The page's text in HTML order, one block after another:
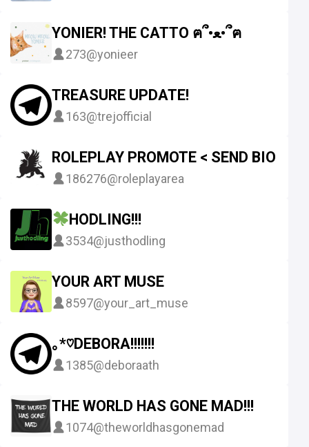
YONIER! THE CATTO ฅ՞•ﻌ•՞ฅ
273@yonieer
TREASURE UPDATE!
163@trejofficial
ROLEPLAY PROMOTE < SEND BIO >
186276@roleplayarea
HODLING!!!
3534@justhodling
YOUR ART MUSE
8597@your_art_muse
｡*♡DEBORA!!!!!!!
1385@deboraath
THE WORLD HAS GONE MAD!!!
1074@theworldhasgonemad